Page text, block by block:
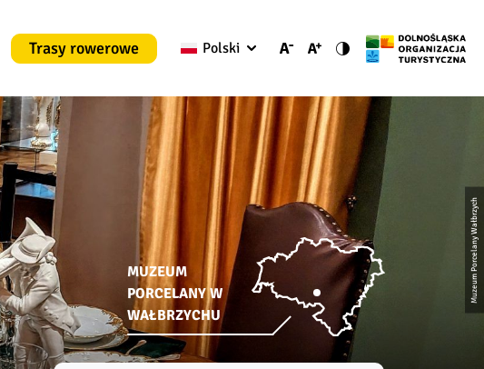
Trasy rowerowe Polski
Muzeum Porcelany Wałbrzych
MUZEUM
PORCELANY W
WAŁBRZYCHU